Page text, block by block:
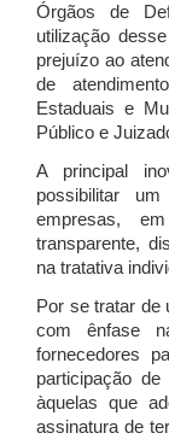
Órgãos de
utilização
prejuízo ao
de
Estaduais e
Público e
A principal
possibilitar
empresas,
transparente,
na tratativa
Por se tratar de
com ênfase
fornecedores
participação
àquelas que
assinatura de